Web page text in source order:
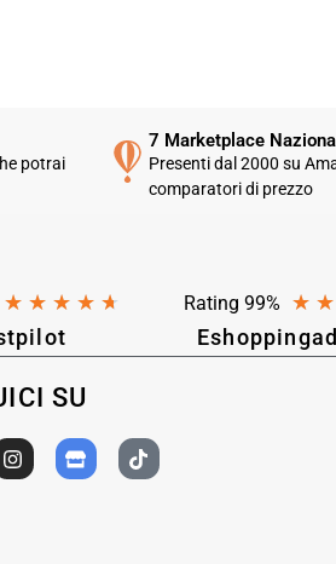
potrai
7 Marketplace
Presenti dal 2000 su
comparatori di prezzo
★ ★ ★ ★ ★ Rating 99% ★ ★
SU